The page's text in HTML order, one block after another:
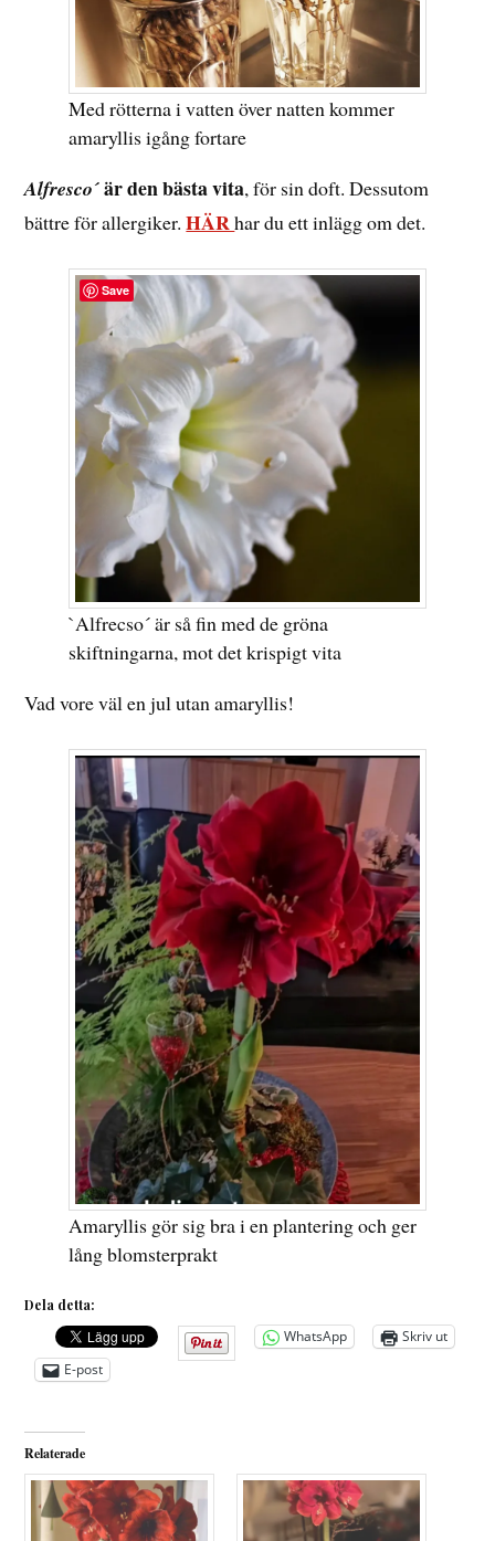
Med rötterna i vatten över natten kommer
amaryllis igång fortare
Alfresco´är den bästa vita, för sin doft. Dessutom
bättre för allergiker.HÄRhar du ett inlägg om det.
`Alfrecso´ är så fin med de gröna
skiftningarna, mot det krispigt vita
Vad vore väl en jul utan amaryllis!
Amaryllis gör sig bra i en plantering och ger
lång blomsterprakt
Dela detta:
WhatsApp
Skriv ut
E-post
Relaterade
Save